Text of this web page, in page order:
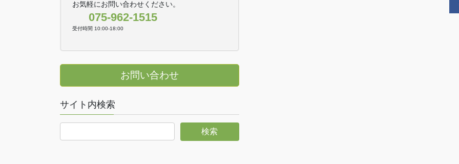
お気軽にお問い合わせください。
075-962-1515
受付時間 10:00-18:00
お問い合わせ
サイト内検索